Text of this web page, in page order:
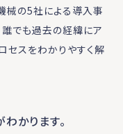
械の5社による導入事
でも過去の経緯にア
セスをわかりやすく解
かります。